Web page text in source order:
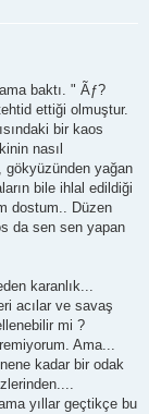
baktı. " Ãƒ?
ettiği olmuştur.
bir kaos
nasıl
gökyüzünden yağan
bile ihlal edildiği
dostum.. Düzen
da sen sen yapan
karanlık...
acılar ve savaş
mi ?
Ama...
kadar bir odak
yıllar geçtikçe bu